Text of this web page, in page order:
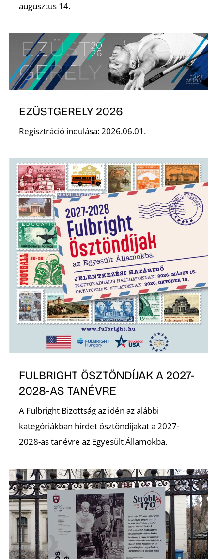
augusztus 14.
EZÜSTGERELY 2026
Regisztráció indulása: 2026.06.01.
FULBRIGHT ÖSZTÖNDÍJAK A 2027-
2028-AS TANÉVRE
A Fulbright Bizottság az idén az alábbi
kategóriákban hirdet ösztöndíjakat a 2027-
2028-as tanévre az Egyesült Államokba.